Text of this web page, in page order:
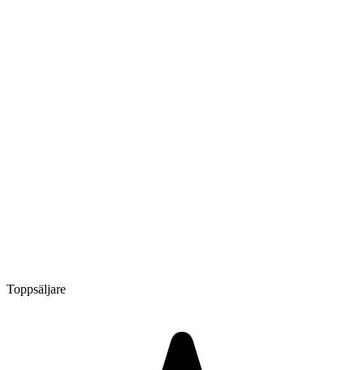
Toppsäljare